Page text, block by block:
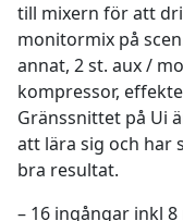
till mixern för att
monitormix på
annat, 2 st. aux /
kompressor,
Gränssnittet på Ui
att lära sig och har
bra resultat.
– 16 ingångar inkl